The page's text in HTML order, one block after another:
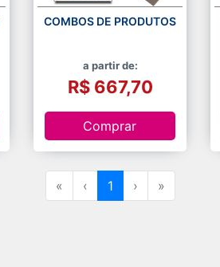
COMBOS DE PRODUTOS
a partir de:
R$ 667,70
Comprar
« ‹ 1 › »